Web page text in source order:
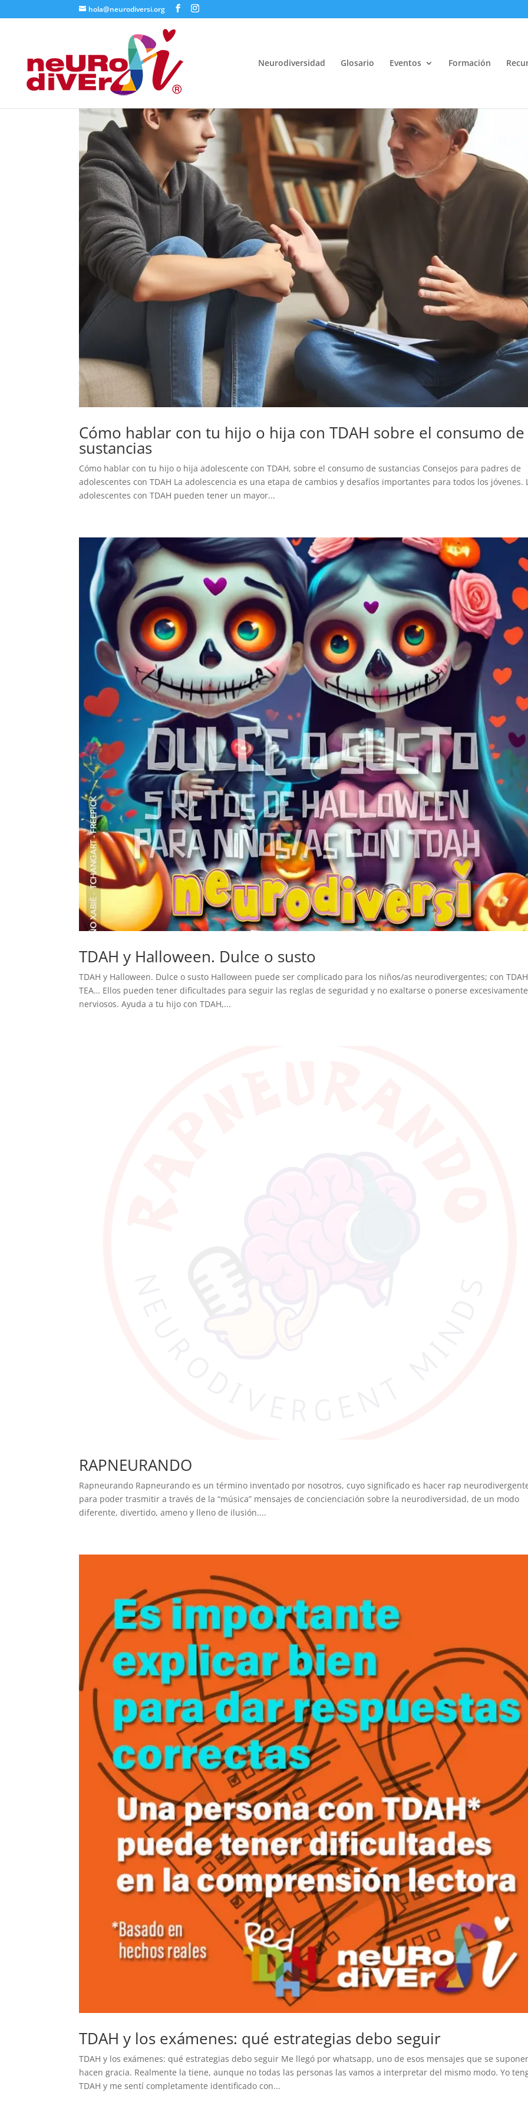
hola@neurodiversi.org
Neurodiversidad Glosario Eventos Formación
Cómo hablar con tu hijo o hija con TDAH sobre el consumo de
sustancias
Cómo hablar con tu hijo o hija adolescente con TDAH, sobre el consumo de sustancias Consejos para padres de
adolescentes con TDAH La adolescencia es una etapa de cambios y desafíos importantes para todos los jóvenes.
adolescentes con TDAH pueden tener un mayor...
TDAH y Halloween. Dulce o susto
TDAH y Halloween. Dulce o susto Halloween puede ser complicado para los niños/as neurodivergentes; con
TEA… Ellos pueden tener dificultades para seguir las reglas de seguridad y no exaltarse o ponerse excesivamente
nerviosos. Ayuda a tu hijo con TDAH,...
RAPNEURANDO
Rapneurando Rapneurando es un término inventado por nosotros, cuyo significado es hacer rap
para poder trasmitir a través de la “música” mensajes de concienciación sobre la neurodiversidad, de un modo
diferente, divertido, ameno y lleno de ilusión....
TDAH y los exámenes: qué estrategias debo seguir
TDAH y los exámenes: qué estrategias debo seguir Me llegó por whatsapp, uno de esos mensajes que se
hacen gracia. Realmente la tiene, aunque no todas las personas las vamos a interpretar del mismo modo. Yo
TDAH y me sentí completamente identificado con...